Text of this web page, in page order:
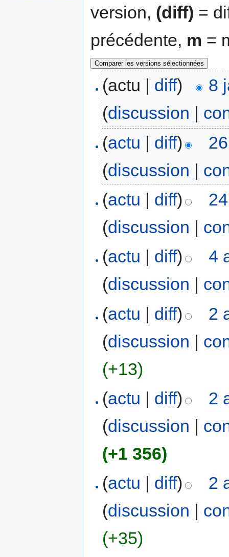
version, (diff) =
précédente, m =
(actu | diff)
8
(discussion |
(actu | diff)
(discussion |
(actu | diff)
(discussion |
(actu | diff)
4
(discussion |
(actu | diff)
2
(discussion |
(+13)
(actu | diff)
2
(discussion |
(+1 356)
(actu diff)
2
(discussion
(+35)